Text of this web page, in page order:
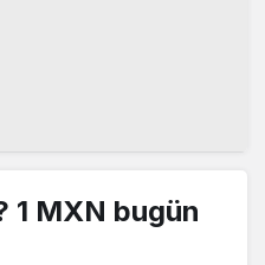
1 MXN bugün